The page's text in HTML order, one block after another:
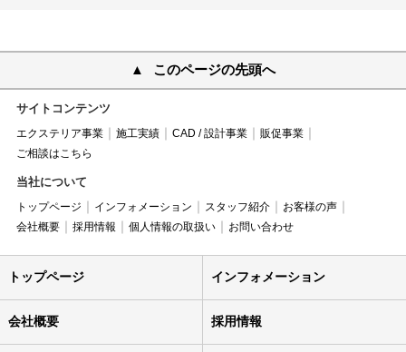
このページの先頭へ
サイトコンテンツ
エクステリア事業 施工実績 CAD / 設計事業
販促事業
ご相談はこちら
当社について
トップページ インフォメーション スタッフ紹介
お客様の声
会社概要
採用情報 個人情報の取扱い お問い合わせ
トップページ インフォメーション
会社概要 採用情報